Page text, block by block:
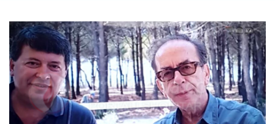
Blogu i ShqiperiaCom